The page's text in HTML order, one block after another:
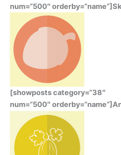
num=“500″
[showposts category=“38″
num=“500″